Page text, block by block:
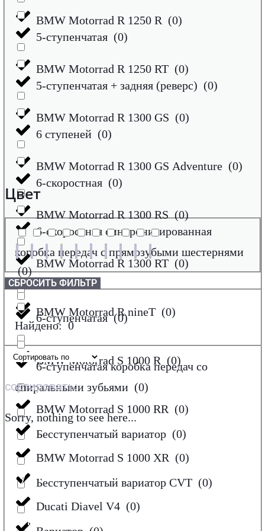
BMW Motorrad R 1250 R (0)
BMW Motorrad R 1250 RT (0)
BMW Motorrad R 1300 GS (0)
BMW Motorrad R 1300 GS Adventure (0)
BMW Motorrad R 1300 RS (0)
BMW Motorrad R 1300 RT (0)
BMW Motorrad R nineT (0)
BMW Motorrad S 1000 R (0)
BMW Motorrad S 1000 RR (0)
BMW Motorrad S 1000 XR (0)
Ducati Diavel V4 (0)
5-ступенчатая (0)
5-ступенчатая + задняя (реверс) (0)
6 ступеней (0)
6-скоростная (0)
6-скоростная синхронизированная
коробка передач с прямозубыми шестернями
(0)
6-ступенчатая (0)
6-ступенчатая коробка передач со
спиральными зубьями (0)
Бесступенчатый вариатор (0)
Бесступенчатый вариатор CVT (0)
Цвет
СБРОСИТЬ ФИЛЬТР
Найдено: 0
сортировать:
Sorry, nothing to see here...
Нужна помощь?
Оперативно ответим на